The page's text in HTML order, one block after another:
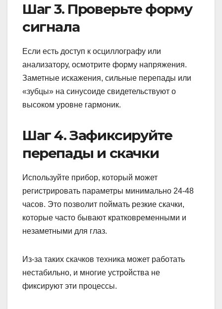
Шаг 3. Проверьте форму
сигнала
Если есть доступ к осциллографу или
анализатору, осмотрите форму напряжения.
Заметные искажения, сильные перепады или
«зубцы» на синусоиде свидетельствуют о
высоком уровне гармоник.
Шаг 4. Зафиксируйте
перепады и скачки
Используйте прибор, который может
регистрировать параметры минимально 24-48
часов. Это позволит поймать резкие скачки,
которые часто бывают кратковременными и
незаметными для глаз.
Из-за таких скачков техника может работать
нестабильно, и многие устройства не
фиксируют эти процессы.